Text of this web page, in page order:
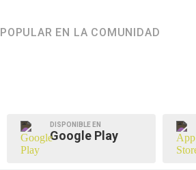
POPULAR EN LA COMUNIDAD
DISPONIBLE EN
Google Play